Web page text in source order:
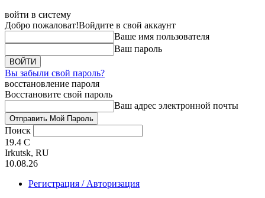
войти в систему
Добро пожаловат!Войдите в свой аккаунт
Ваше имя пользователя
Ваш пароль
Вы забыли свой пароль?
восстановление пароля
Восстановите свой пароль
Ваш адрес электронной почты
Поиск
19.4 C
Irkutsk, RU
10.08.26
Регистрация / Авторизация